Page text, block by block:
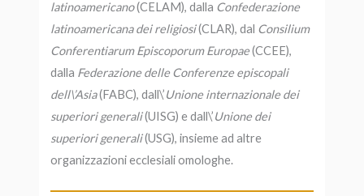
latinoamericano(CELAM), dalla Confederazione
latinoamericana dei religiosi(CLAR), dal Consilium
Conferentiarum Episcoporum Europae(CCEE),
dalla Federazione delle Conferenze episcopali
dell\’Asia(FABC), dall\’Unione internazionale dei
superiori generali(UISG) e dall\’Unione dei
superiori generali(USG), insieme ad altre
organizzazioni ecclesiali omologhe.